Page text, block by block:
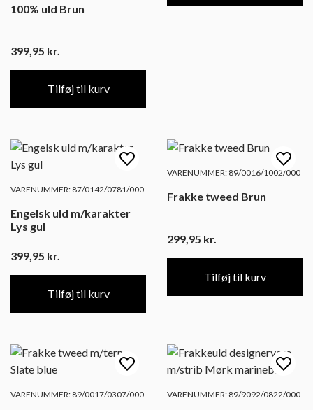
100% uld Brun
399,95 kr.
Tilføj til kurv
VARENUMMER: 87/0142/0781/000
Engelsk uld m/karakter
Lys gul
399,95 kr.
Tilføj til kurv
VARENUMMER: 89/0016/1002/000
Frakke tweed Brun
299,95 kr.
Tilføj til kurv
VARENUMMER: 89/0017/0307/000 VARENUMMER: 89/9092/0822/000